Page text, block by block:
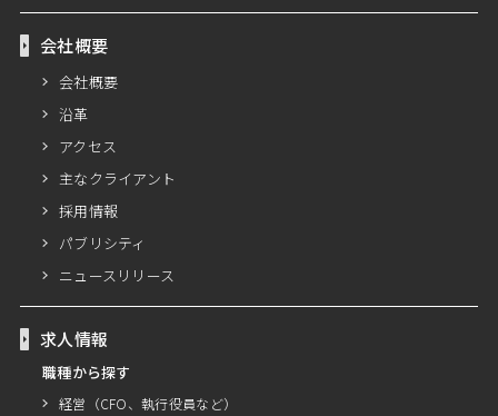
会社概要
会社概要
沿革
アクセス
主なクライアント
採用情報
パブリシティ
ニュースリリース
求人情報
職種から探す
経営（CFO、執行役員など）